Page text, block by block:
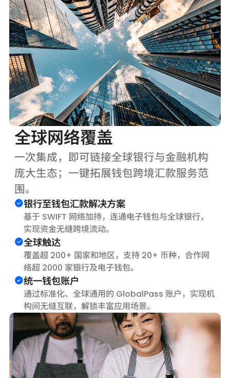
全球网络覆盖
一次集成，即可链接全球银行与金融机构
庞大生态；一键拓展钱包跨境汇款服务范
围。
银行至钱包汇款解决方案
基于 SWIFT 网络加持，连通电子钱包与全球银行，
实现资金无缝跨境流动。
全球触达
覆盖超 200+ 国家和地区，支持 20+ 币种，合作网
络超 2000 家银行及电子钱包。
统一钱包账户
通过标准化、全球通用的 GlobalPass 账户，实现机
构间无缝互联，解锁丰富应用场景。